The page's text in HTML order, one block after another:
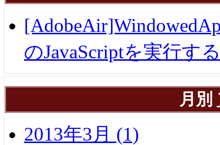
のJavaScriptを実行す
月別
2013年3月 (1)